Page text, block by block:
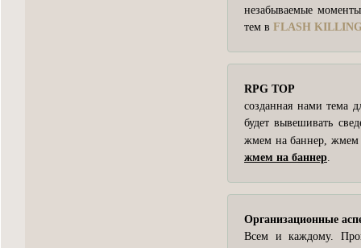
незабываемые
тем в FLASH
RPG TOP
созданная нами тема
будет вывешивать
жмем на баннер,жмем
жмем на баннер
Организационные
Всем и каждому.